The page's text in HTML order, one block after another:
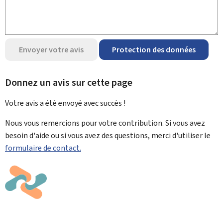
Envoyer votre avis Protection des données
Donnez un avis sur cette page
Votre avis a été envoyé avecsuccès !
Nous vous remercions pour votre contribution. Si vous avez
besoin d'aide ou si vous avez des questions, merci d'utiliser le
formulaire de contact.